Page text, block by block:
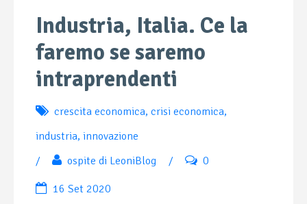
Industria, Italia. Ce la
faremo se saremo
intraprendenti
crescita economica, crisi economica,
industria, innovazione
/
ospite di LeoniBlog / 0
16 Set 2020